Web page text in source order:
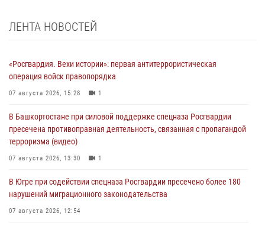
ЛЕНТА НОВОСТЕЙ
«Росгвардия. Вехи истории»: первая антитеррористическая
операция войск правопорядка
07 августа 2026, 15:28 1
В Башкортостане при силовой поддержке спецназа Росгвардии
пресечена противоправная деятельность, связанная с пропагандой
терроризма (видео)
07 августа 2026, 13:30 1
В Югре при содействии спецназа Росгвардии пресечено более 180
нарушений миграционного законодательства
07 августа 2026, 12:54